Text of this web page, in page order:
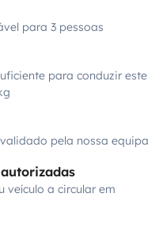
para 3 pessoas
para conduzir este
pela nossa equipa
veículo a circular em